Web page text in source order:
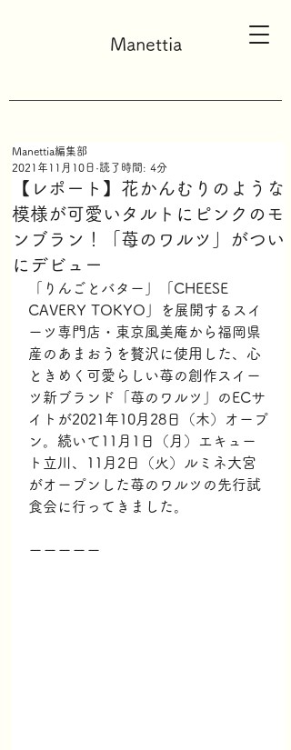
Manettia
【レポート】花かんむりのような
模様が可愛いタルトにピンクのモ
ンブラン！「苺のワルツ」がつい
にデビュー
Manettia編集部
2021年11月10日 読了時間: 4分
「りんごとバター」「CHEESE
CAVERY TOKYO」を展開するスイ
ーツ専門店・東京風美庵から福岡県
産のあまおうを贅沢に使用した、心
ときめく可愛らしい苺の創作スイー
ツ新ブランド「苺のワルツ」のECサ
イトが2021年10月28日（木）オープ
ン。続いて11月1日（月）エキュー
ト立川、11月2日（火）ルミネ大宮
がオープンした苺のワルツの先行試
食会に行ってきました。
ーーーーー